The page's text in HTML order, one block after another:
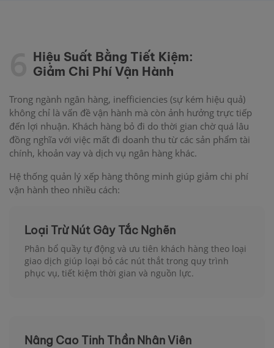
Hiệu Suất Bằng Tiết Kiệm:
Giảm Chi Phí Vận Hành
Trong ngành ngân hàng, inefficiencies (sự kém hiệu quả)
không chỉ là vấn đề vận hành mà còn ảnh hưởng trực tiếp
đến lợi nhuận. Khách hàng bỏ đi do thời gian chờ quá lâu
đồng nghĩa với việc mất đi doanh thu từ các sản phẩm tài
chính, khoản vay và dịch vụ ngân hàng khác.
Hệ thống quản lý xếp hàng thông minh giúp giảm chi phí
vận hành theo nhiều cách:
Loại Trừ Nút Gây Tắc Nghẽn
Phân bổ quầy tự động và ưu tiên khách hàng theo loại
giao dịch giúp loại bỏ các nút thắt trong quy trình
phục vụ, tiết kiệm thời gian và nguồn lực.
Nâng Cao Tinh Thần Nhân Viên